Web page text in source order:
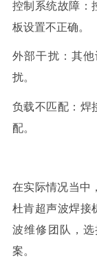
控制系统故障：
板设置不正确。
外部干扰：其
扰。
负载不匹配：焊
配。
在实际情况当中
杜肯超声波焊接
波维修团队，
案。